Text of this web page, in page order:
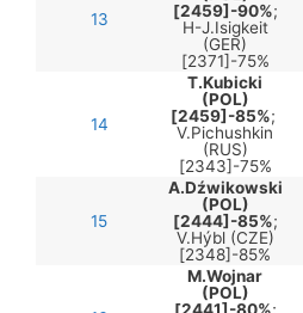
13
[2459]-90%;
H-J.Isigkeit
(GER)
[2371]-75%
14
T.Kubicki
(POL)
[2459]-85%;
V.Pichushkin
(RUS)
[2343]-75%
15
A.Dźwikowski
(POL)
[2444]-85%;
V.Hýbl (CZE)
[2348]-85%
M.Wojnar
(POL)
[2441]-80%;